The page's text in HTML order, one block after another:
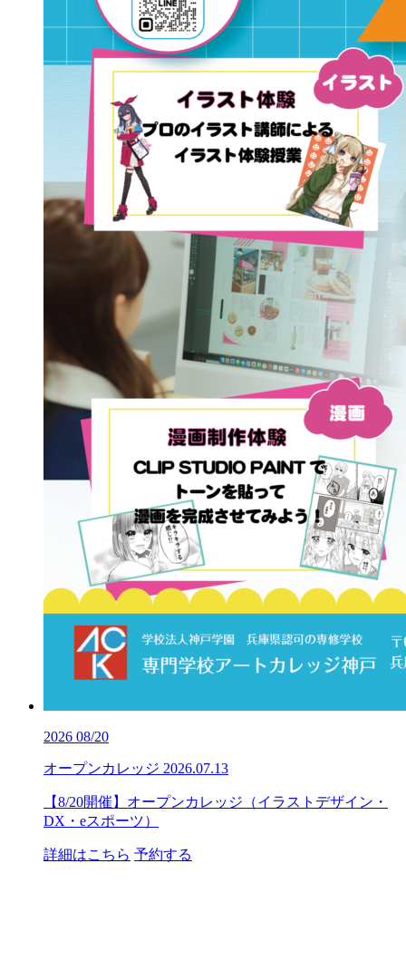
2026 08/20
オープンカレッジ 2026.07.13
【8/20開催】オープンカレッジ（イラストデザイン・
DX・eスポーツ）
詳細はこちら 予約する